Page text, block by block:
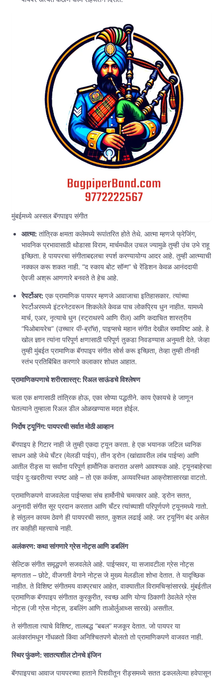
मुंबईमध्ये अस्सल बॅगपाइप संगीत
आत्मा: तांत्रिक क्षमता कलेमध्ये रूपांतरित होते तेथे. आत्मा म्हणजे फ्रेजिंग,
भावनिक प्रभावासाठी थोडासा विराम, मार्चमधील उचल ज्यामुळे तुम्ही उंच उभे राहू
इच्छिता. हे पायपरचा संगीताबद्दलचा स्पर्श करण्यायोग्य आदर आहे. तुम्ही आत्म्याची
नक्कल करू शकत नाही. “द स्काय बोट सॉन्ग” चे रेंडिशन केवळ आनंददायी
ऐवजी अश्रू आणणारे बनवते ते हेच आहे.
रेपर्टोअर: एक प्रामाणिक पायपर म्हणजे आवाजाचा इतिहासकार. त्यांच्या
रेपर्टोअरमध्ये इंटरनेटवरून शिकलेले केवळ पाच लोकप्रिय धुन नाहीत. यामध्ये
मार्च, एअर, नृत्याचे धुन (स्ट्राथस्पे आणि रील) आणि कदाचित शास्त्रीय
“पिओबायरेच” (उच्चार पी-ब्रॉच), पाइप्सचे महान संगीत देखील समाविष्ट आहे. हे
खोल ज्ञान त्यांना परिपूर्ण क्षणासाठी परिपूर्ण तुकडा निवडण्यास अनुमती देते. जेव्हा
तुम्ही मुंबईत प्रामाणिक बॅगपाइप संगीत सोर्स करू इच्छिता, तेव्हा तुम्ही तीनही
स्तंभ प्रतिबिंबित करणारे कलाकार शोधत आहात.
प्रामाणिकपणाचे शरीरशास्त्र: रिअल साऊंडचे विश्लेषण
चला एक क्षणासाठी तांत्रिक होऊ, एका सोप्या पद्धतीने. काय ऐकायचे हे जाणून
घेतल्याने तुम्हाला रिअल डील ओळखण्यास मदत होईल.
निर्दोष ट्यूनिंग: पायपरची सर्वात मोठी आव्हान
बॅगपाइप हे गिटार नाही जे तुम्ही एकदा ट्यून करता. हे एक भयानक जटिल ध्वनिक
साधन आहे जेथे चँटर (मेलडी पाईप), तीन ड्रोन (खांद्यावरील लांब पाईप्स) आणि
आतील रीड्स या सर्वांना परिपूर्ण हार्मोनिक करारात असणे आवश्यक आहे. ट्यूनबाहेरचा
पाईप दुःखदरीत्या स्पष्ट आहे – तो एक कर्कश, अव्यवस्थित आक्रोशासारखा वाटतो.
प्रामाणिकपणे वाजवलेला पाईप्सचा संच हार्मोनीचे चमत्कार आहे. ड्रोन सतत,
अनुनादी संगीत सूर प्रदान करतात आणि चँटर त्यांच्याशी परिपूर्णपणे ट्यूनमध्ये गातो.
हे संतुलन कायम ठेवणे ही पायपरची सतत, कुशल लढाई आहे. जर ट्यूनिंग बंद असेल
तर काहीही महत्त्वाचे नाही.
अलंकरण: कथा सांगणारे ग्रेस नोट्स आणि डबलिंग
सेल्टिक संगीत समृद्धपणे सजवलेले आहे. पाईप्सवर, या सजावटीला ग्रेस नोट्स
म्हणतात – छोटे, वीजगती वेगाने नोट्स जे मुख्य मेलडीला शोभा देतात. ते यादृच्छिक
नाहीत. ते विशिष्ट संगीतमय वाक्प्रचार आहेत, वाक्यातील विरामचिन्हांसारखे. मुंबईतील
प्रामाणिक बॅगपाइप संगीतात कुरकुरीत, स्वच्छ आणि योग्य ठिकाणी ठेवलेले ग्रेस
नोट्स (जी ग्रेस नोट्स, डबलिंग आणि ताओर्लुआथ्स सारखे) असतील.
ते संगीताला त्याचे विशिष्ट, तालबद्ध “बबल” मजकूर देतात. जो पायपर या
अलंकारांमधून गोंधळतो किंवा अनिश्चितपणे बोलतो तो प्रामाणिकपणे वाजवत नाही.
स्थिर फुंकणे: सातत्यशील टोनचे इंजिन
बॅगपाइपचा आवाज पायपरच्या हाताने पिशवीतून रीड्समध्ये सतत ढकललेल्या हवेपासून